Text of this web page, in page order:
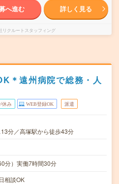
へ進む 詳しく見る
リクルートスタッフィング
＊遠州病院で総務・人
休み WEB登録OK 派遣
分／高塚駅から徒歩43分
分）実働7時間30分
相談OK